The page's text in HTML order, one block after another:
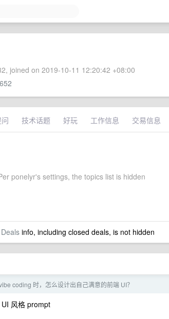
joined on 2019-10-11 12:20:42 +08:00
技术话题 好玩 工作信息 交易信息
ponelyr's settings, the topics list is hidden
Dealsinfo, including closed deals, is not hidden
coding 时，怎么设计出自己满意的前端 UI？
风格 prompt